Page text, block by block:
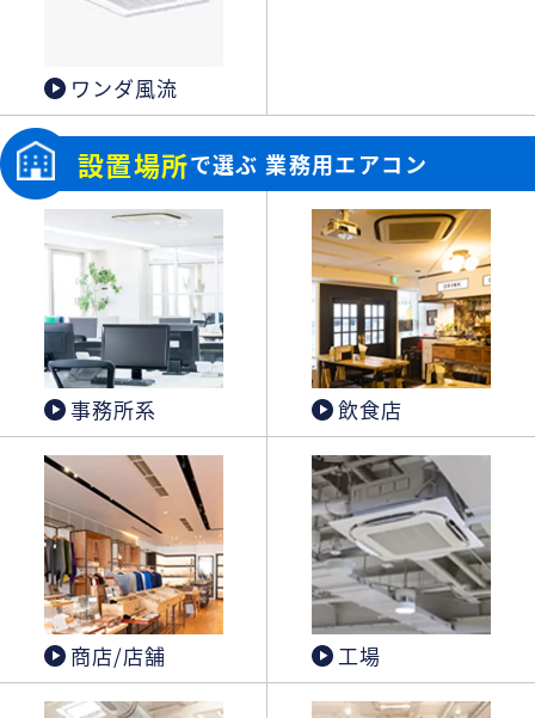
ワンダ風流
設置場所で選ぶ 業務用エアコン
事務所系 飲食店
商店/店舗 工場